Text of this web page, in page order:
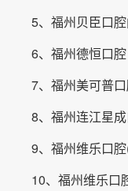
5、福州贝臣口
6、福州德恒口腔
7、福州美可普
8、福州连江星
9、福州维乐口
10、福州维乐口